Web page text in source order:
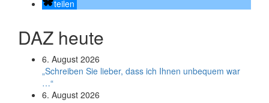
teilen
DAZ heute
6. August 2026
„Schreiben Sie lieber, dass ich Ihnen unbequem war
…“
6. August 2026